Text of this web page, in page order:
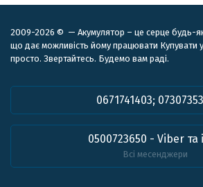
2009-2026 © — Акумулятор – це серце будь-
що дає можливість йому працювати Купувати
просто. Звертайтесь. Будемо вам раді.
0671741403;
0500723650 - Viber та
Всі месенджери